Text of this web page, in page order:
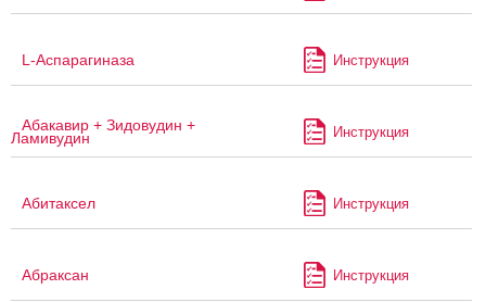
L-Аспарагиназа Инструкция
Абакавир + Зидовудин +
Ламивудин Инструкция
Абитаксел Инструкция
Абраксан Инструкция